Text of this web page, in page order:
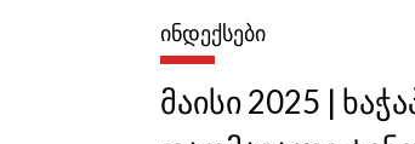
ᲘᲜᲓᲔᲥᲡᲔᲑᲘ
მაისი 2025 |